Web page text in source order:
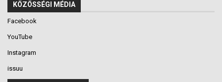
KÖZÖSSÉGI MÉDIA
Facebook
YouTube
Instagram
issuu